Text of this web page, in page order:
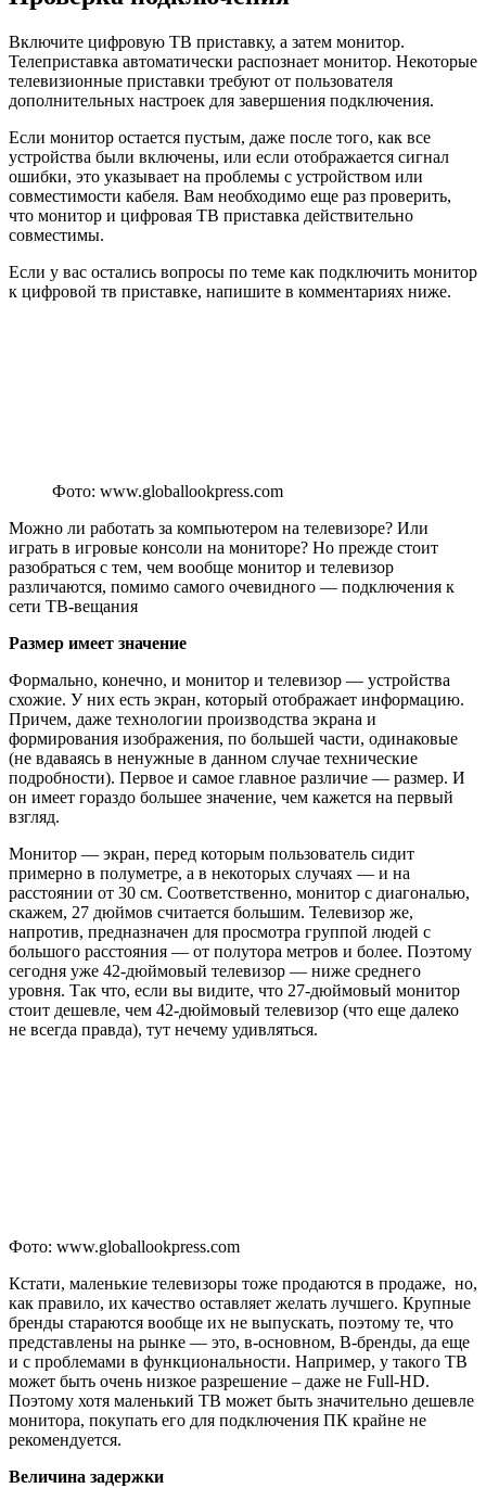
Включите цифровую ТВ приставку, а затем монитор.
Телеприставка автоматически распознает монитор. Некоторые
телевизионные приставки требуют от пользователя
дополнительных настроек для завершения подключения.
Если монитор остается пустым, даже после того, как все
устройства были включены, или если отображается сигнал
ошибки, это указывает на проблемы с устройством или
совместимости кабеля. Вам необходимо еще раз проверить,
что монитор и цифровая ТВ приставка действительно
совместимы.
Если у вас остались вопросы по теме как подключить монитор
к цифровой тв приставке, напишите в комментариях ниже.
Фото: www.globallookpress.com
Можно ли работать за компьютером на телевизоре? Или
играть в игровые консоли на мониторе? Но прежде стоит
разобраться с тем, чем вообще монитор и телевизор
различаются, помимо самого очевидного — подключения к
сети ТВ-вещания
Размер имеет значение
Формально, конечно, и монитор и телевизор — устройства
схожие. У них есть экран, который отображает информацию.
Причем, даже технологии производства экрана и
формирования изображения, по большей части, одинаковые
(не вдаваясь в ненужные в данном случае технические
подробности). Первое и самое главное различие — размер. И
он имеет гораздо большее значение, чем кажется на первый
взгляд.
Монитор — экран, перед которым пользователь сидит
примерно в полуметре, а в некоторых случаях — и на
расстоянии от 30 см. Соответственно, монитор с диагональю,
скажем, 27 дюймов считается большим. Телевизор же,
напротив, предназначен для просмотра группой людей с
большого расстояния — от полутора метров и более. Поэтому
сегодня уже 42-дюймовый телевизор — ниже среднего
уровня. Так что, если вы видите, что 27-дюймовый монитор
стоит дешевле, чем 42-дюймовый телевизор (что еще далеко
не всегда правда), тут нечему удивляться.
Фото: www.globallookpress.com
Кстати, маленькие телевизоры тоже продаются в продаже, но,
как правило, их качество оставляет желать лучшего. Крупные
бренды стараются вообще их не выпускать, поэтому те, что
представлены на рынке — это, в-основном, B-бренды, да еще
и с проблемами в функциональности. Например, у такого ТВ
может быть очень низкое разрешение – даже не Full-HD.
Поэтому хотя маленький ТВ может быть значительно дешевле
монитора, покупать его для подключения ПК крайне не
рекомендуется.
Величина задержки